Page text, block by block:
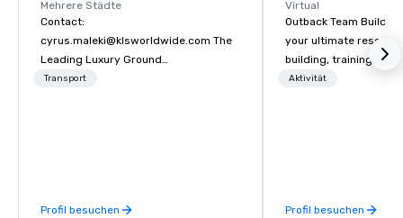
Mehrere Städte
Contact:
cyrus.maleki@klsworldwide.com The
Leading Luxury Ground
Transportation company since 1998
Transport
Profil besuchen
Virtual
Outback Team
your ultimate
building, training, and
Recommended by
Aktivität
Profil besuchen